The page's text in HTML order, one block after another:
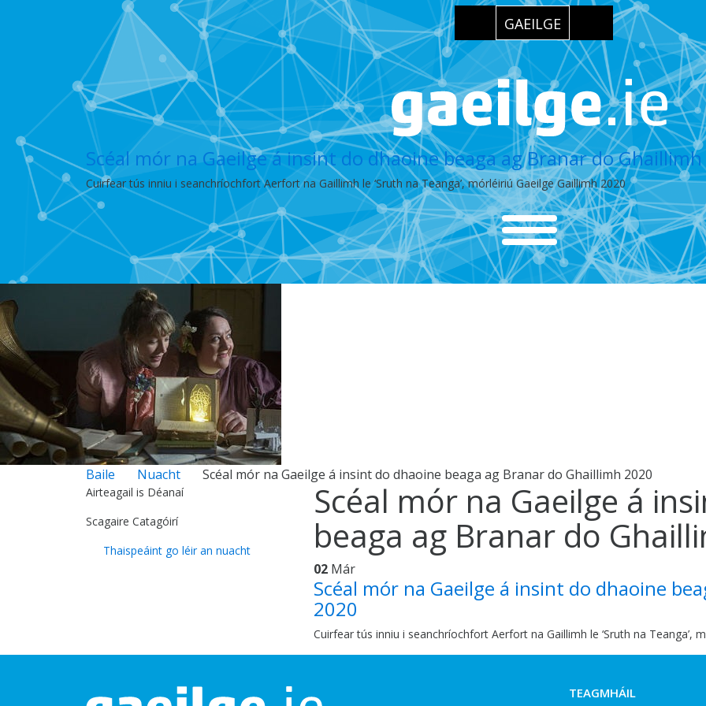
GAEILGE
Scéal mór na Gaeilge á insint do dhaoine beaga ag Branar do
Cuirfear tús inniu i seanchríochfort Aerfort na Gaillimh le ‘Sruth na Teanga’, mórléiriú Gaeilge Gaillimh 2020
Baile Nuacht Scéal mór na Gaeilge á insint do dhaoine beaga ag Branar do Ghaillimh 2020
Scéal mór na Gaeilge á
beaga ag Branar do
02 Már
Scéal mór na Gaeilge á insint do dhaoine
2020
Cuirfear tús inniu i seanchríochfort Aerfort na Gaillimh le ‘Sruth na Teanga’,
Airteagail is Déanaí
Scagaire Catagóirí
Thaispeáint go léir an nuacht
TEAGMHÁIL